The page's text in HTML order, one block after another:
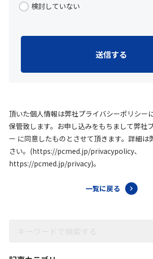
検討していない
頂いた個人情報は弊社プライバシーポリシー
保管致します。お申し込みをもちまして弊社
ー に同意したものとさせて頂きます。詳細は
さい。(https://pcmed.jp/privacypolicy、
https://pcmed.jp/privacy)。
一覧に戻る